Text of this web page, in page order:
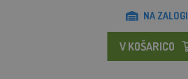
NA ZALOGI
V KOŠARICO